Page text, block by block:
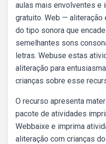
aulas mais envolventes e
gratuito. Web — aliteração
do tipo sonora que
semelhantes sons
letras. Webuse estas
aliteração para
crianças sobre esse
O recurso apresenta
pacote de atividades
Webbaixe e imprima
aliteração com crianças